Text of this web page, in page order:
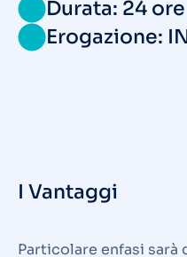
Durata: 24 ore
Erogazione:
I Vantaggi
Particolare enfasi sarà